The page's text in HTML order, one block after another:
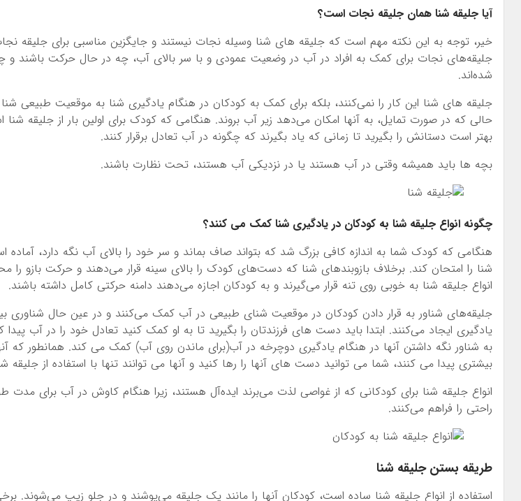
آیا جلیقه شنا همان جلیقه نجات است؟
خیر، توجه به این نکته مهم است که جلیقه های شنا وسیله نجات نیستند و جایگزین مناسبی برای جلیقه
جلیقه‌های نجات برای کمک به افراد در آب در وضعیت عمودی و با سر بالای آب، چه در حال حرکت باشند و
شده‌اند.
جلیقه های شنا این کار را نمی‌کنند، بلکه برای کمک به کودکان در هنگام یادگیری شنا به موقعیت طبیعی
حالی که در صورت تمایل، به آنها امکان می‌دهد زیر آب بروند. هنگامی که کودک برای اولین بار از جلیقه شنا
بهتر است دستانش را بگیرید تا زمانی که یاد بگیرند که چگونه در آب تعادل برقرار کنند.
بچه ها باید همیشه وقتی در آب هستند یا در نزدیکی آب هستند، تحت نظارت باشند.
چگونه انواع جلیقه شنا به کودکان در یادگیری شنا کمک می کنند؟
هنگامی که کودک شما به اندازه کافی بزرگ شد که بتواند صاف بماند و سر خود را بالای آب نگه دارد،
شنا را امتحان کند. برخلاف بازوبندهای شنا که دست‌های کودک را بالای سینه قرار می‌دهند و حرکت بازو را
انواع جلیقه شنا به خوبی روی تنه قرار می‌گیرند و به کودکان اجازه می‌دهند دامنه حرکتی کامل داشته باشند.
جلیقه‌های شناور به قرار دادن کودکان در موقعیت شنای طبیعی در آب کمک می‌کنند و در عین حال شناوری
یادگیری ایجاد می‌کنند. ابتدا باید دست های فرزندتان را بگیرید تا به او کمک کنید تعادل خود را در آب
به شناور نگه داشتن آنها در هنگام یادگیری دوچرخه در آب(برای ماندن روی آب) کمک می کند. همانطور که
بیشتری پیدا می کنند، شما می توانید دست های آنها را رها کنید و آنها می توانند تنها با استفاده از جلیقه
انواع جلیقه شنا برای کودکانی که از غواصی لذت می‌برند ایده‌آل هستند، زیرا هنگام کاوش در آب برای مدت
راحتی را فراهم می‌کنند.
طریقه بستن جلیقه شنا
استفاده از انواع جلیقه شنا ساده است، کودکان آنها را مانند یک جلیقه می‌پوشند و در جلو زیپ می‌شوند.